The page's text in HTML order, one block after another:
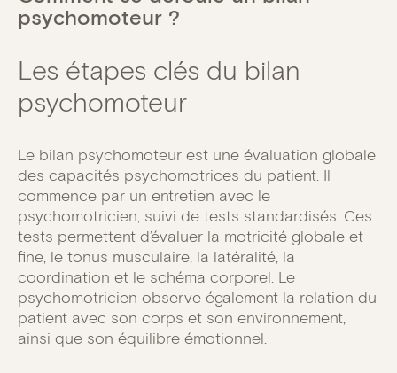
psychomoteur ?
Les étapes clés du bilan
psychomoteur
Le bilan psychomoteur est une évaluation globale
des capacités psychomotrices du patient. Il
commence par un entretien avec le
psychomotricien, suivi de tests standardisés. Ces
tests permettent d’évaluer la motricité globale et
fine, le tonus musculaire, la latéralité, la
coordination et le schéma corporel. Le
psychomotricien observe également la relation du
patient avec son corps et son environnement,
ainsi que son équilibre émotionnel.